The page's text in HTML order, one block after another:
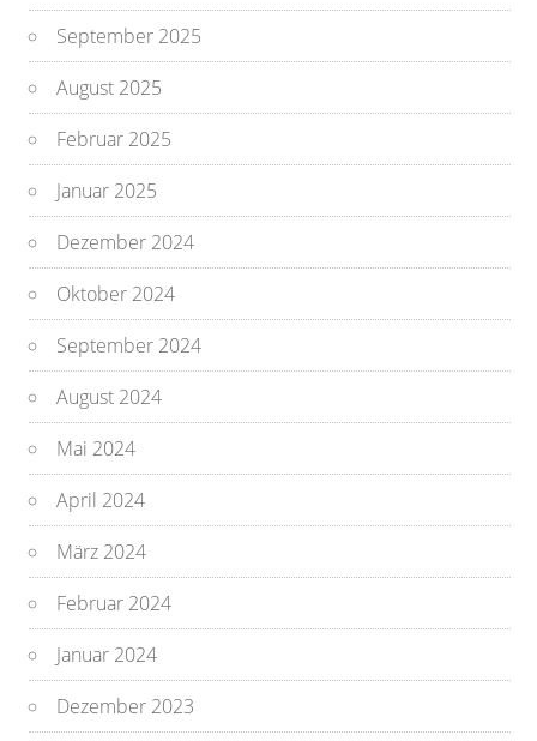
September 2025
August 2025
Februar 2025
Januar 2025
Dezember 2024
Oktober 2024
September 2024
August 2024
Mai 2024
April 2024
März 2024
Februar 2024
Januar 2024
Dezember 2023